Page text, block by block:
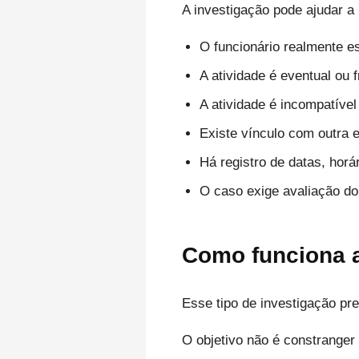
A investigação pode ajudar
O funcionário realmente
A atividade é eventual ou
A atividade é
Existe vínculo com outra
Há registro de datas,
O caso exige avaliação
Como funciona
Esse tipo de investigação
O objetivo não é